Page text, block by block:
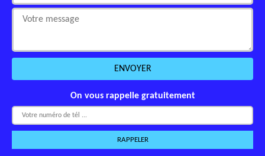
On vous rappelle gratuitement